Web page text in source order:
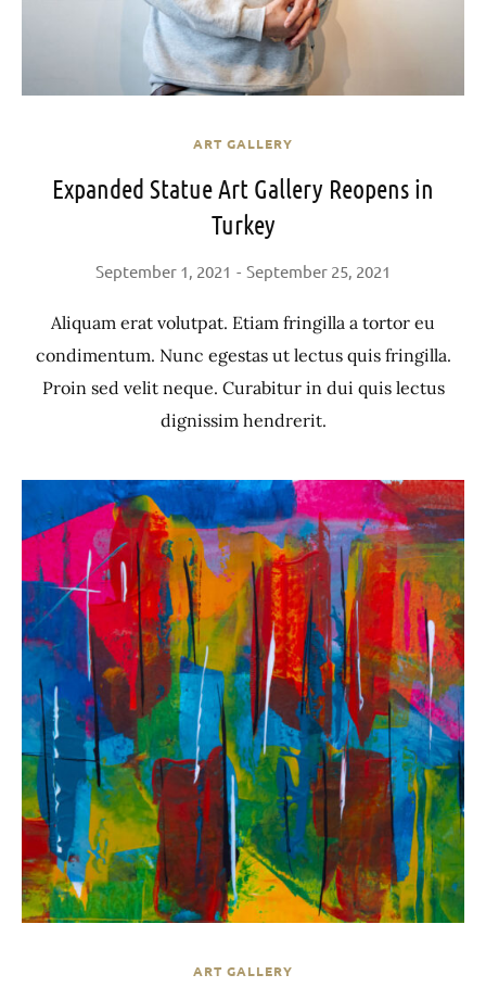
ART GALLERY
Expanded Statue Art Gallery Reopens in
Turkey
September 1, 2021 September 25, 2021
Aliquam erat volutpat. Etiam fringilla a tortor eu
condimentum. Nunc egestas ut lectus quis fringilla.
Proin sed velit neque. Curabitur in dui quis lectus
dignissim hendrerit.
ART GALLERY